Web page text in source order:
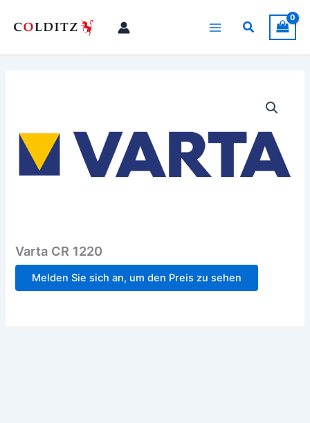
Inhalt
Suchen
Varta CR 1220
Melden Sie sich an, um den Preis zu sehen